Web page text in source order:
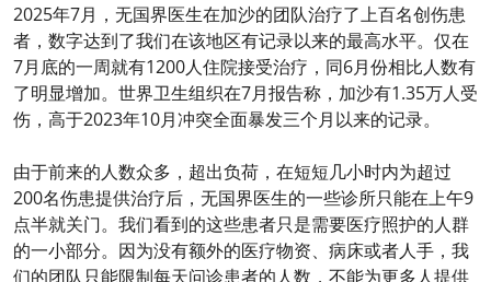
2025年7月，无国界医生在加沙的团队治疗了上百名创伤患
者，数字达到了我们在该地区有记录以来的最高水平。仅在
7月底的一周就有1200人住院接受治疗，同6月份相比人数有
了明显增加。世界卫生组织在7月报告称，加沙有1.35万人受
伤，高于2023年10月冲突全面暴发三个月以来的记录。
由于前来的人数众多，超出负荷，在短短几小时内为超过
200名伤患提供治疗后，无国界医生的一些诊所只能在上午9
点半就关门。我们看到的这些患者只是需要医疗照护的人群
的一小部分。因为没有额外的医疗物资、病床或者人手，我
们的团队只能限制每天问诊患者的人数，不能为更多人提供